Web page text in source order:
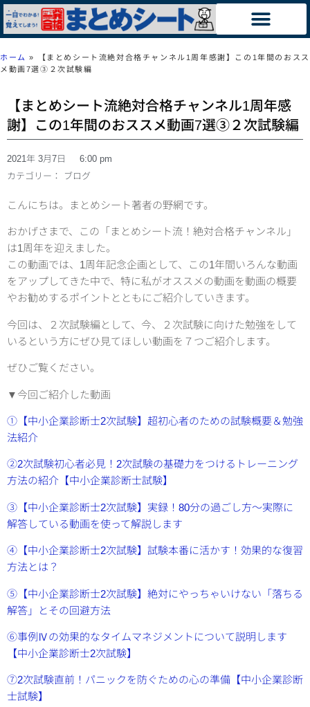
ホーム »
【まとめシート流絶対合格チャンネル1周年感謝】この1年間のおスス
メ動画7選③２次試験編
【まとめシート流絶対合格チャンネル1周年感
謝】この1年間のおススメ動画7選③２次試験編
2021年 3月7日
6:00 pm
カテゴリー：
ブログ
こんにちは。まとめシート著者の野網です。
おかげさまで、この「まとめシート流！絶対合格チャンネル」
は1周年を迎えました。
この動画では、1周年記念企画として、この1年間いろんな動画
をアップしてきた中で、特に私がオススメの動画を動画の概要
やお勧めするポイントとともにご紹介していきます。
今回は、２次試験編として、今、２次試験に向けた勉強をして
いるという方にぜひ見てほしい動画を７つご紹介します。
ぜひご覧ください。
▼今回ご紹介した動画
①【中小企業診断士2次試験】超初心者のための試験概要＆勉強
法紹介
②2次試験初心者必見！2次試験の基礎力をつけるトレーニング
方法の紹介【中小企業診断士試験】
③【中小企業診断士2次試験】実録！80分の過ごし方～実際に
解答している動画を使って解説します
④【中小企業診断士2次試験】試験本番に活かす！効果的な復習
方法とは？
⑤【中小企業診断士2次試験】絶対にやっちゃいけない「落ちる
解答」とその回避方法
⑥事例Ⅳの効果的なタイムマネジメントについて説明します
【中小企業診断士2次試験】
⑦2次試験直前！パニックを防ぐための心の準備【中小企業診断
士試験】